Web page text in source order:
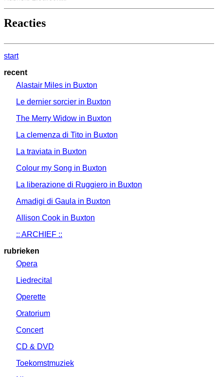
Reacties
start
recent
Alastair Miles in Buxton
Le dernier sorcier in Buxton
The Merry Widow in Buxton
La clemenza di Tito in Buxton
La traviata in Buxton
Colour my Song in Buxton
La liberazione di Ruggiero in Buxton
Amadigi di Gaula in Buxton
Allison Cook in Buxton
:: ARCHIEF ::
rubrieken
Opera
Liedrecital
Operette
Oratorium
Concert
CD & DVD
Toekomstmuziek